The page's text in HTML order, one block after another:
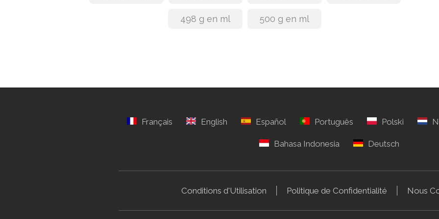
498 g en ml 500 g en ml
Conditions d'Utilisation Politique de Confidentialité Nous